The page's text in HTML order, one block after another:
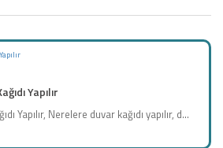
Yapılır
Yapılır, Nerelere duvar kağıdı yapılır, d...